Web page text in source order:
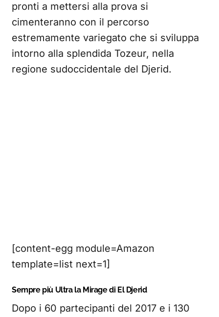
pronti a mettersi alla prova si
cimenteranno con il percorso
estremamente variegato che si sviluppa
intorno alla splendida Tozeur, nella
regione sudoccidentale del Djerid.
[content-egg module=Amazon
template=list next=1]
Sempre più Ultra la Mirage di El Djerid
Dopo i 60 partecipanti del 2017 e i 130